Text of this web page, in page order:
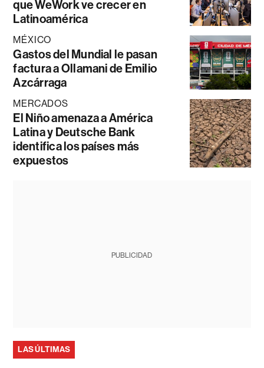
que WeWork ve crecer en
Latinoamérica
MÉXICO
Gastos del Mundial le pasan
factura a Ollamani de Emilio
Azcárraga
MERCADOS
El Niño amenaza a América
Latina y Deutsche Bank
identifica los países más
expuestos
PUBLICIDAD
LAS ÚLTIMAS